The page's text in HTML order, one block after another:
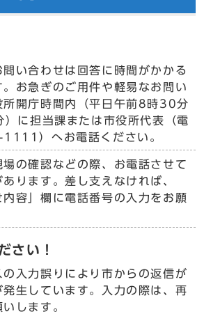
問い合わせは回答に時間がかかる
お急ぎのご用件や軽易なお問い
所開庁時間内（平日午前8時30分
に担当課または市役所代表（電
）へお電話ください。
の確認などの際、お電話させて
ります。差し支えなければ、
内容」欄に電話番号の入力をお願
さい！
の入力誤りにより市からの返信が
発生しています。入力の際は、再
します。